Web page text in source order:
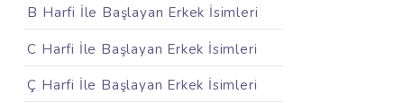
B Harfi İle Başlayan Erkek İsimleri
C Harfi İle Başlayan Erkek İsimleri
Ç Harfi İle Başlayan Erkek İsimleri